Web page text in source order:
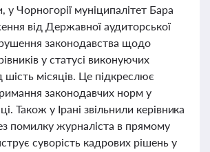
Чорногорії муніципалітет Бара
від Державної аудиторської
законодавства щодо
у статусі виконуючих
шість місяців. Це підкреслює
законодавчих норм у
Також у Ірані звільнили керівника
помилку журналіста в прямому
суворість кадрових рішень у